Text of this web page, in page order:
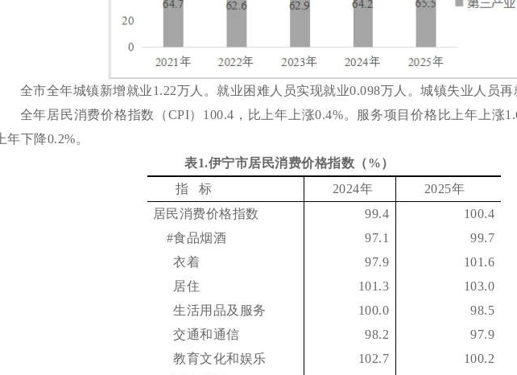
全市全年城镇新增就业1.22万人。就业困难人员实现就业0.098万人。城镇失业人员再
全年居民消费价格指数（CPI） 100.4 ，比上年上涨0.4%。服务项目价格比上年上涨
上年下降0.2%。
表1.伊宁市居民消费价格指数 （%）
指 标
2024年 2025年
居民消费价格指数
99.4
100.4
#食品烟酒 97.1
99.7
衣着
97.9
101.6
居住
101.3
103.0
生活用品及服务
100.0
98.5
交通和通信
98.2
97.9
教育文化和娱乐
102.7
100.2